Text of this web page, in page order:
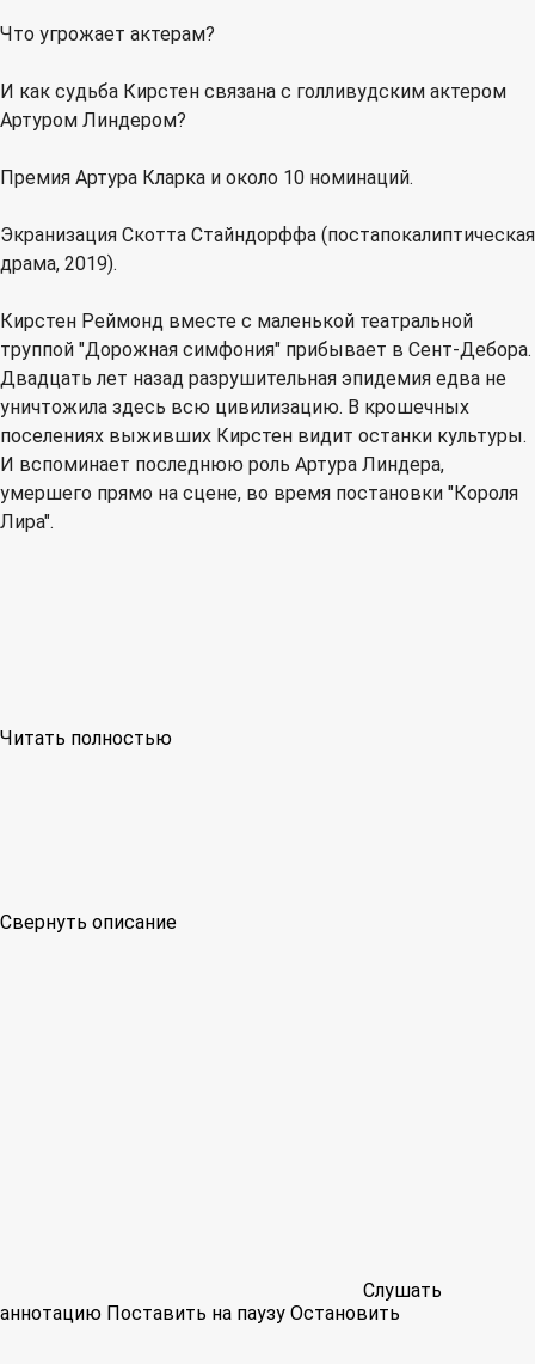
Что угрожает актерам?
И как судьба Кирстен связана с голливудским актером
Артуром Линдером?
Премия Артура Кларка и около 10 номинаций.
Экранизация Скотта Стайндорффа (постапокалиптическая
драма, 2019).
Кирстен Реймонд вместе с маленькой театральной
труппой "Дорожная симфония" прибывает в Сент-Дебора.
Двадцать лет назад разрушительная эпидемия едва не
уничтожила здесь всю цивилизацию. В крошечных
поселениях выживших Кирстен видит останки культуры.
И вспоминает последнюю роль Артура Линдера,
умершего прямо на сцене, во время постановки "Короля
Лира".
Читать полностью
Свернуть описание
Слушать
аннотацию Поставить на паузу Остановить